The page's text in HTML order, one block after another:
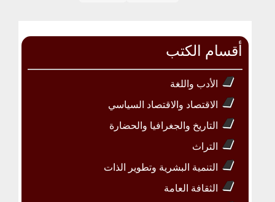
أقسام الكتب
الأدب واللغة
الاقتصاد والاقتصاد السياسي
التاريخ والجغرافيا والحضارة
التراث
التنمية البشرية وتطوير الذات
الثقافة العامة